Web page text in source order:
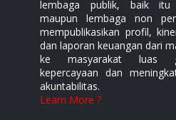
lembaga publik, baik itu
maupun lembaga non
mempublikasikan profil,
dan laporan keuangan dari
ke masyarakat luas
kepercayaan dan
akuntabilitas.
Learn More ?